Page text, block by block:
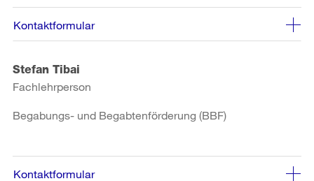
Kontaktformular
Stefan Tibai
Fachlehrperson
Begabungs- und Begabtenförderung (BBF)
Kontaktformular